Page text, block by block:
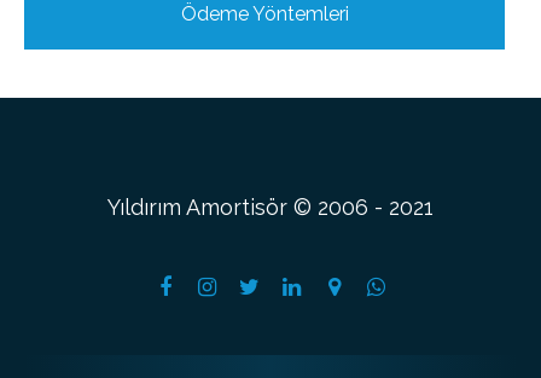
Ödeme Yöntemleri
Yıldırım Amortisör © 2006 - 2021